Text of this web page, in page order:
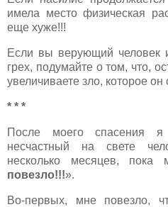
имела место физическая
еще хуже!!!
Если вы верующий человек
грех, подумайте о том, что,
увеличиваете зло, которое он
* * *
После моегоспасения
несчастный на свете
несколько месяцев,
повезло!!!».
Во-первых, мне повезло,